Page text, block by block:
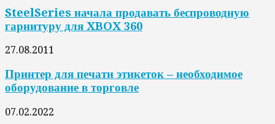
SteelSeries начала продавать беспроводную
гарнитуру для XBOX 360
27.08.2011
Принтер для печати этикеток – необходимое
оборудование в торговле
07.02.2022